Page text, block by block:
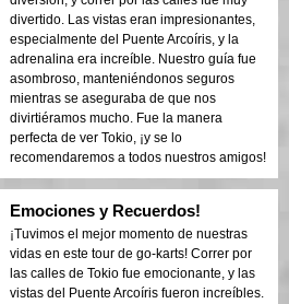
divertido. Las vistas eran impresionantes,
especialmente del Puente Arcoíris, y la
adrenalina era increíble. Nuestro guía fue
asombroso, manteniéndonos seguros
mientras se aseguraba de que nos
divirtiéramos mucho. Fue la manera
perfecta de ver Tokio, ¡y se lo
recomendaremos a todos nuestros amigos!
Emociones y Recuerdos!
¡Tuvimos el mejor momento de nuestras
vidas en este tour de go-karts! Correr por
las calles de Tokio fue emocionante, y las
vistas del Puente Arcoíris fueron increíbles.